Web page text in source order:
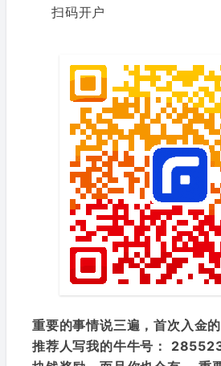
扫码开户
重要的事情说三遍，首次入金
推荐人写我的牛牛号：